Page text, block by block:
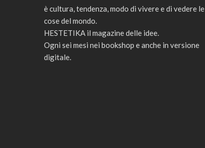
è cultura, tendenza, modo di vivere e di vedere le
cose del mondo.
HESTETIKA il magazine delle idee.
Ogni sei mesi nei bookshop e anche in versione
digitale.